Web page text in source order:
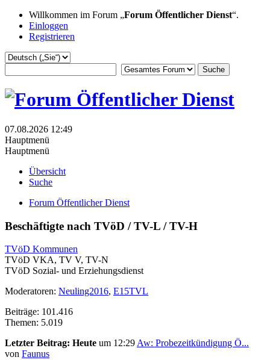
Willkommen im Forum „Forum Öffentlicher Dienst“.
Einloggen
Registrieren
07.08.2026 12:49
Hauptmenü
Hauptmenü
Übersicht
Suche
Forum Öffentlicher Dienst
Beschäftigte nach TVöD / TV-L / TV-H
TVöD Kommunen
TVöD VKA, TV V, TV-N
TVöD Sozial- und Erziehungsdienst
Moderatoren: Neuling2016, E15TVL
Beiträge: 101.416
Themen: 5.019
Letzter Beitrag: Heute um 12:29 Aw: Probezeitkündigung Ö...
von Faunus